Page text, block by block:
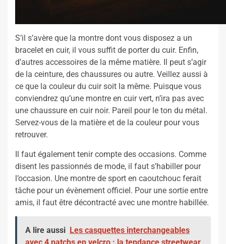
S’il s’avère que la montre dont vous disposez a un
bracelet en cuir, il vous suffit de porter du cuir. Enfin,
d’autres accessoires de la même matière. Il peut s’agir
de la ceinture, des chaussures ou autre. Veillez aussi à
ce que la couleur du cuir soit la même. Puisque vous
conviendrez qu’une montre en cuir vert, n’ira pas avec
une chaussure en cuir noir. Pareil pour le ton du métal.
Servez-vous de la matière et de la couleur pour vous
retrouver.
Il faut également tenir compte des occasions. Comme
disent les passionnés de mode, il faut s’habiller pour
l’occasion. Une montre de sport en caoutchouc ferait
tâche pour un évènement officiel. Pour une sortie entre
amis, il faut être décontracté avec une montre habillée.
A lire aussi Les casquettes interchangeables